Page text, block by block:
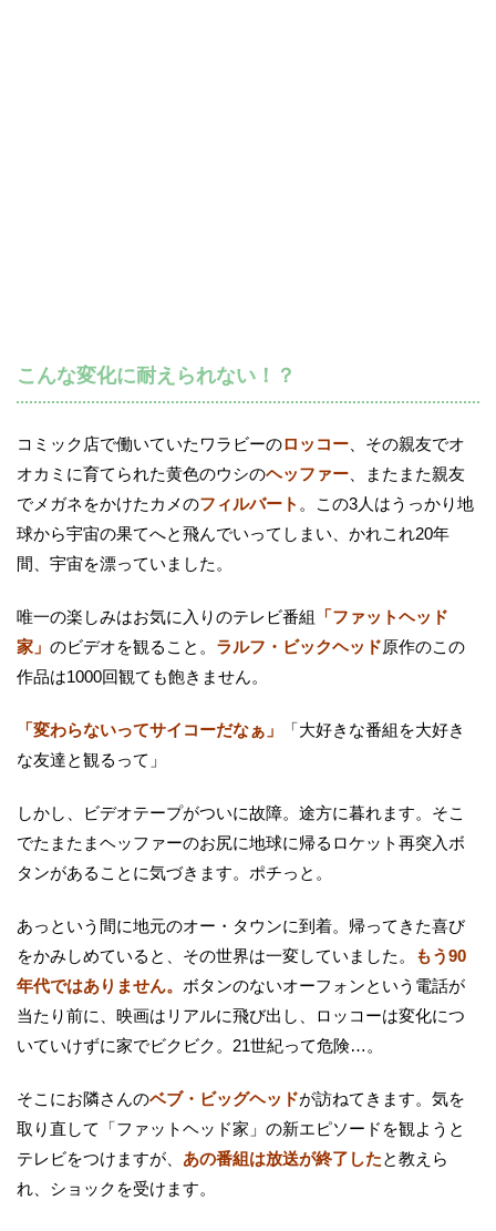
こんな変化に耐えられない！？
コミック店で働いていたワラビーのロッコー 、その親友でオ
オカミに育てられた黄色のウシのヘッファー 、またまた親友
でメガネをかけたカメのフィルバート 。この3人はうっかり地
球から宇宙の果てへと飛んでいってしまい、かれこれ20年
間、宇宙を漂っていました。
唯一の楽しみはお気に入りのテレビ番組
「ファットヘッド
家」 のビデオを観ること。 ラルフ・ビックヘッド原作のこの
作品は1000回観ても飽きません。
「変わらないってサイコーだなぁ」
「大好きな番組を大好き
な友達と観るって」
しかし、ビデオテープがついに故障。途方に暮れます。そこ
でたまたまヘッファーのお尻に地球に帰るロケット再突入ボ
タンがあることに気づきます。ポチっと。
あっという間に地元のオー・タウンに到着。帰ってきた喜び
をかみしめていると、その世界は一変していました。
もう90
年代ではありません。 ボタンのないオーフォンという電話が
当たり前に、映画はリアルに飛び出し、ロッコーは変化につ
いていけずに家でビクビク。21世紀って危険…。
そこにお隣さんのベブ・ビッグヘッドが訪ねてきます。気を
取り直して「ファットヘッド家」の新エピソードを観ようと
テレビをつけますが、 あの番組は放送が終了したと教えら
れ、ショックを受けます。